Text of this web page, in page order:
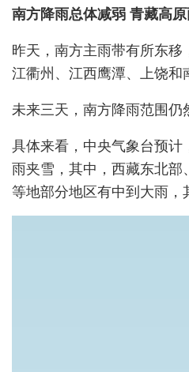
南方降雨总体减弱 青藏高
昨天，南方主雨带有所东
江衢州、江西鹰潭、上饶和
未来三天，南方降雨范围
具体来看，中央气象台预
雨夹雪，其中，西藏东北
等地部分地区有中到大雨，